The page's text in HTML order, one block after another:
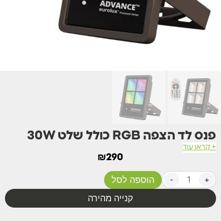
פנס לד הצפה RGB כולל שלט 30W
+ קראו עוד
₪290
- +
הוספה לסל
קנייה מהירה